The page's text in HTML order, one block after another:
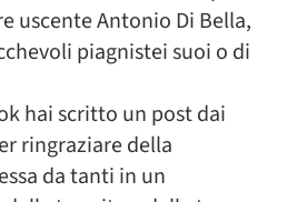
uscente Antonio Di Bella,
piagnistei suoi o di
hai scritto un post dai
ringraziare della
da tanti in un